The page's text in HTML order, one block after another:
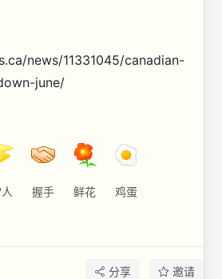
news/11331045/canadian-
june/
握手 鲜花 鸡蛋
分享 邀请